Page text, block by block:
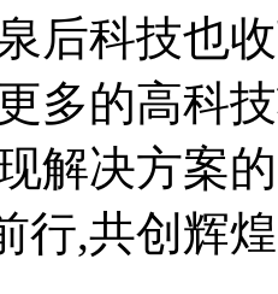
后科技也
多的高科
解决方案
行,共创辉